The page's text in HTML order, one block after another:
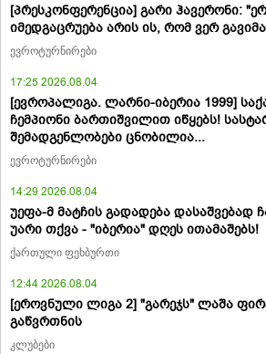
[პრესკონფერენცია] გარი ჰავერონი:
იმედგაცრუება არის ის, რომ ვერ
ევროტურნირები
17:25 2026.08.04
[ევროპალიგა. ლარნი-იბერია 1999]
ჩემპიონი ბართიშვილით იწყებს!
შემადგენლობები ცნობილია...
ევროტურნირები
14:29 2026.08.04
უეფა-მ მატჩის გადადება დასაშვებად
უარი თქვა - "იბერია" დღეს ითამაშებს!
ქართული ფეხბურთი
12:44 2026.08.04
[ეროვნული ლიგა 2] "გარეჯს" ლაშა
გაწვრთნის
კლუბები